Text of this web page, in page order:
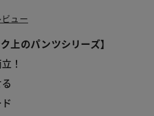
ュー
上のパンツシリーズ】
！X